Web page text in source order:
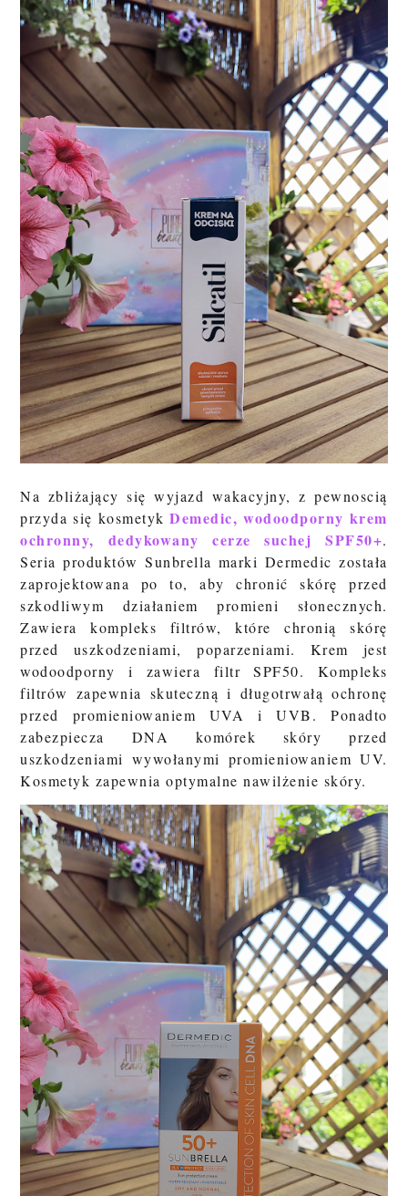
Na zbliżający się wyjazd wakacyjny, z pewnoscią
przyda się kosmetykDemedic,wodoodporny krem
ochronny, dedykowany cerze suchej SPF50+.
Seria produktów Sunbrella marki Dermedic została
zaprojektowana po to, aby chronić skórę przed
szkodliwym działaniem promieni słonecznych.
Zawiera kompleks filtrów, które chronią skórę
przed uszkodzeniami, poparzeniami. Krem jest
wodoodporny i zawiera filtr SPF50. Kompleks
filtrów zapewnia skuteczną i długotrwałą ochronę
przed promieniowaniem UVA i UVB. Ponadto
zabezpiecza DNA komórek skóry przed
uszkodzeniami wywołanymi promieniowaniem UV.
Kosmetyk zapewnia optymalne nawilżenie skóry.